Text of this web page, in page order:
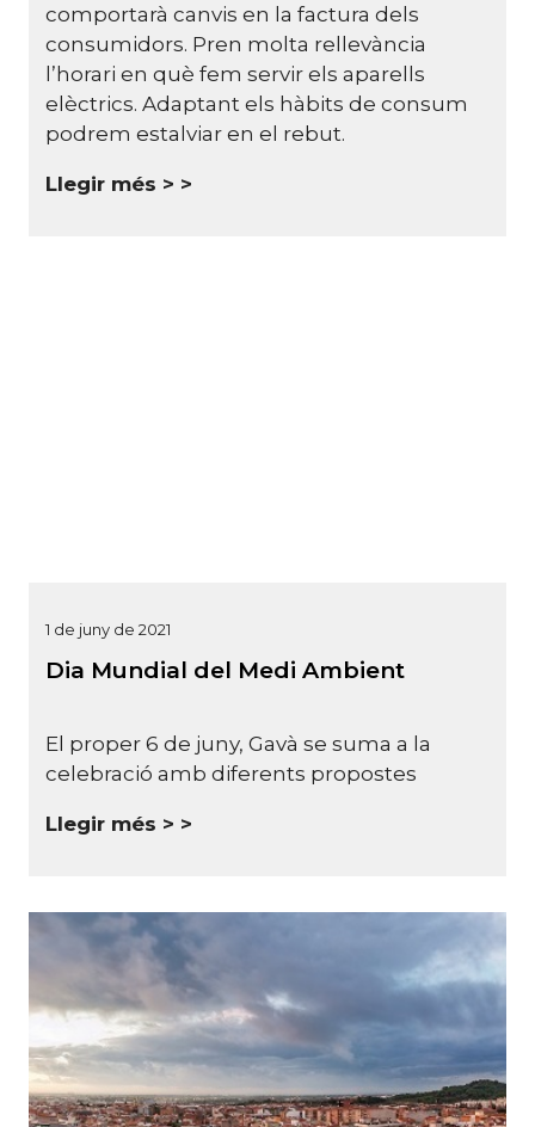
comportarà canvis en la factura dels
consumidors. Pren molta rellevància
l’horari en què fem servir els aparells
elèctrics. Adaptant els hàbits de consum
podrem estalviar en el rebut.
Llegir més >
1 de juny de 2021
Dia Mundial del Medi Ambient
El proper 6 de juny, Gavà se suma a la
celebració amb diferents propostes
Llegir més >